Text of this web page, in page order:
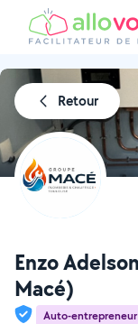
Retour
Enzo
Macé)
Auto-entrepreneur